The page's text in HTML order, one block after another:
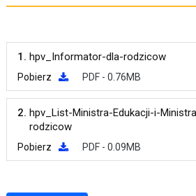
1. hpv_Informator-dla-rodzicow
Pobierz PDF - 0.76MB
2. hpv_List-Ministra-Edukacji-i-
rodzicow
Pobierz PDF - 0.09MB